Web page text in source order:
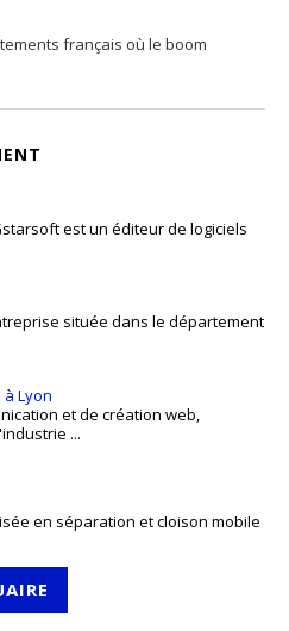
français où le boom
est un éditeur de logiciels
située dans le département
à Lyon
et de création web,
...
en séparation et cloison mobile